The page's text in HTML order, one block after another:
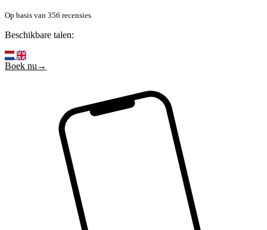
Op basis van 356 recensies
Beschikbare talen:
Boek nu→